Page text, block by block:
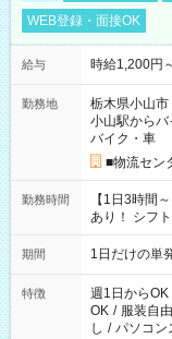
WEB登録・面接OK
給与 時給1,200円
勤務地
栃木県小山市
小山駅からバ
バイク・車
■物流セン
勤務時間
【1日3時間
あり！ シフ
▼18:00～
期間 1日だけの単
特徴 週1日からOK
OK / 服装自由
し / パソコン